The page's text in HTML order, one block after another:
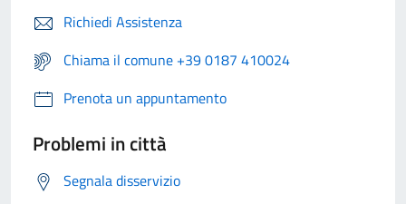
Richiedi Assistenza
Chiama il comune +39 0187 410024
Prenota un appuntamento
Problemi in città
Segnala disservizio